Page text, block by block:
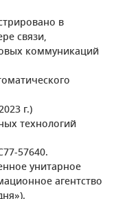
в
связи,
коммуникаций
г.)
технологий
57640.
унитарное
агентство